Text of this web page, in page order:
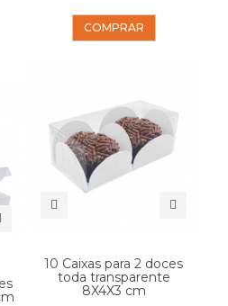
COMPRAR
10 Caixas para 2 doces
toda transparente
8X4X3 cm